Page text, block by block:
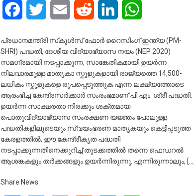
FacebookTwitter Email Reddit LinkedIn
പ്രധാനമന്ത്രി സ്‌കൂൾസ് ഫോർ റൈസിംഗ് ഇന്ത്യ (PM-
SHRI) പദ്ധതി, ദേശീയ വിദ്യാഭ്യാസ നയം (NEP 2020)
സമഗ്രമായി നടപ്പാക്കുന്ന, സാങ്കേതികമായി ഉയർന്ന
നിലവാരമുള്ള മാതൃകാ സ്കൂളുകളായി രാജ്യത്തെ 14,500-
ലധികം സ്കൂളുകളെ രൂപപ്പെടുത്തുക എന്ന ലക്ഷ്യത്തോടെ
ആരംഭിച്ച കേന്ദ്രസർക്കാർ സംരംഭമാണ് പി.എം. ശ്രീ പദ്ധതി.
ഉയർന്ന സാക്ഷരതാ നിരക്കും ശക്തമായ
പൊതുവിദ്യാഭ്യാസ സംരക്ഷണ യജ്ഞം പോലുള്ള
പദ്ധതികളിലൂടെയും സ്വയംഭരണ മാതൃകയും കെട്ടിപ്പടുത്ത
കേരളത്തിൽ, ഈ കേന്ദ്രീകൃത പദ്ധതി
നടപ്പാക്കുന്നതിനെക്കുറിച്ച് തുടക്കത്തിൽ തന്നെ ഫെഡറൽ
ആശങ്കകളും തർക്കങ്ങളും ഉയർന്നിരുന്നു. എന്നിരുന്നാലും, […]
Share News